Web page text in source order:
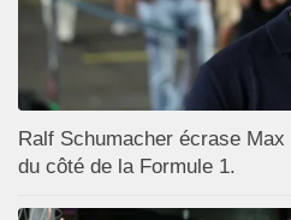
Ralf Schumacher écrase
du côté de la Formule 1.